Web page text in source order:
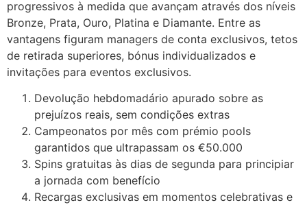
panel
panel
panel
panel
panel
panel
panel
panel
progressivos à medida que avançam através dos níveis
Bronze, Prata, Ouro, Platina e Diamante. Entre as
vantagens figuram managers de conta exclusivos, tetos
de retirada superiores, bónus individualizados e
invitações para eventos exclusivos.
Devolução hebdomadário apurado sobre as
prejuízos reais, sem condições extras
Campeonatos por mês com prémio pools
garantidos que ultrapassam os €50.000
Spins gratuitas às dias de segunda para principiar
a jornada com benefício
Recargas exclusivas em momentos celebrativas e